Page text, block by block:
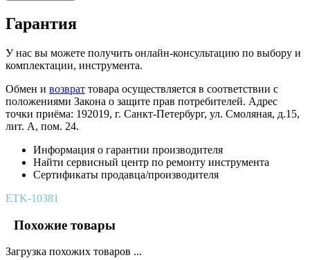
Гарантия
У нас вы можете получить онлайн-консультацию по выбору и
комплектации, инструмента.
Обмен и возврат товара осуществляется в соответствии с
положениями Закона о защите прав потребителей. Адрес
точки приёма: 192019, г. Санкт-Петербург, ул. Смоляная, д.15,
лит. А, пом. 24.
Информация о гарантии производителя
Найти сервисный центр по ремонту инструмента
Сертификаты продавца/производителя
ETK-10381
Похожие товары
Загрузка похожих товаров ...